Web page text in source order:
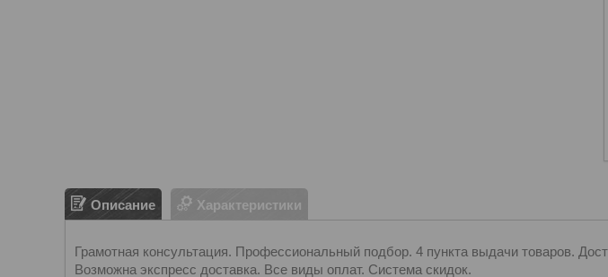
Описание Характеристики
Грамотная консультация. Профессиональный подбор. 4 пункта выдачи товаров.
Возможна экспресс доставка. Все виды оплат. Система скидок.